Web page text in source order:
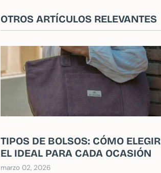
OTROS ARTÍCULOS RELEVANTES
TIPOS DE BOLSOS: CÓMO ELEGIR
EL IDEAL PARA CADA OCASIÓN
marzo 02, 2026